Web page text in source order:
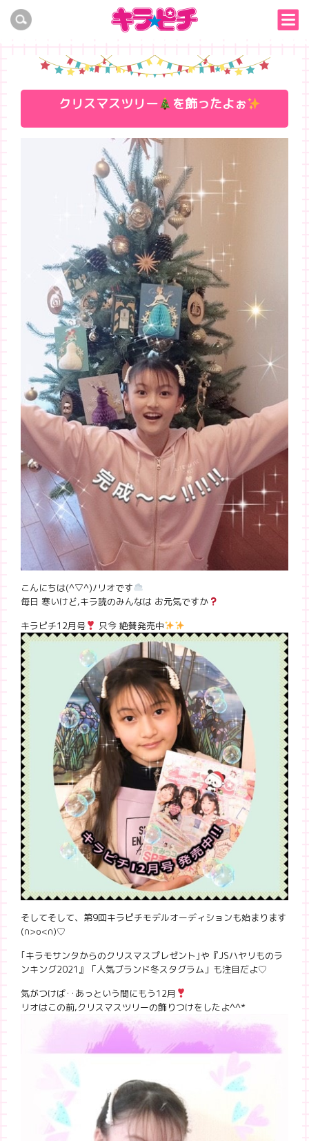
クリスマスツリー を飾ったよぉ
こんにちは(^▽^)ﾉリオです
毎日 寒いけど,キラ読のみんなは お元気ですか
キラピチ12月号
只今 絶賛発売中
そしてそして、第9回キラピチモデルオーディションも始まります
(∩>o<∩)♡
｢キラモサンタからのクリスマスプレゼント｣や『JSハヤリものラ
ンキング2021』「人気ブランド冬スタグラム」も注目だよ♡
気がつけば‥あっという間にもう12月
リオはこの前,クリスマスツリーの飾りつけをしたよ^^*